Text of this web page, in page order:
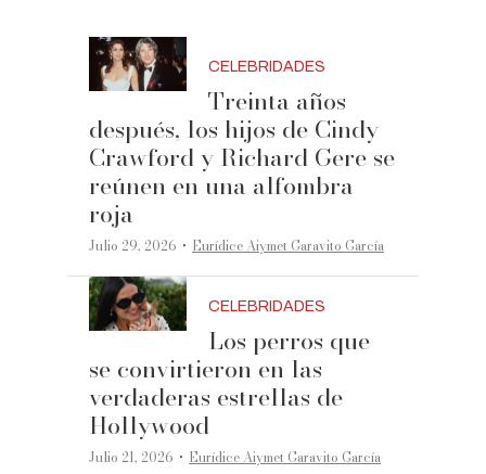
CELEBRIDADES
Treinta años
después, los hijos de Cindy
Crawford y Richard Gere se
reúnen en una alfombra
roja
Julio 29, 2026 ·Eurídice Aiymet Garavito García
CELEBRIDADES
Los perros que
se convirtieron en las
verdaderas estrellas de
Hollywood
Julio 21, 2026 ·Eurídice Aiymet Garavito García